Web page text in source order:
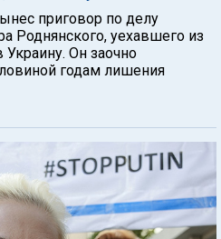
приговор по делу
Роднянского, уехавшего из
Он заочно
годам лишения